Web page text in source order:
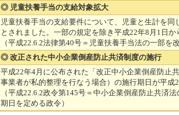
◎ 児童扶養手当の支給対象拡大
児童扶養手当の支給要件について、児童と生計を
とされました。一部の規定を除き平成22年8月1日
（平成22.6.2法律第40号＝児童扶養手当法の一部を
◎ 改正された中小企業倒産防止共済制度の施行
平成22年4月に公布された「改正中小企業倒産防止
事業者が私的整理を行なう場合）の施行期日が平成
（平成22.6.2政令第145号＝中小企業倒産防止共済
期日を定める政令）